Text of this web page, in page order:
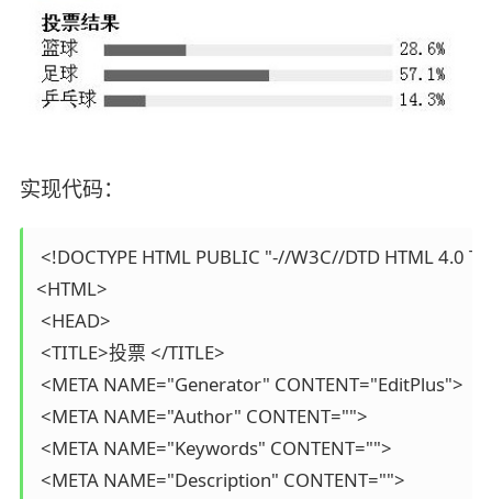
实现代码：
<!DOCTYPE HTML PUBLIC "-//W3C//DTD HTML 4.0
<HTML>
<HEAD>
<TITLE>投票 </TITLE>
<META NAME="Generator" CONTENT="EditPlus">
<META NAME="Author" CONTENT="">
<META NAME="Keywords" CONTENT="">
<META NAME="Description" CONTENT="">